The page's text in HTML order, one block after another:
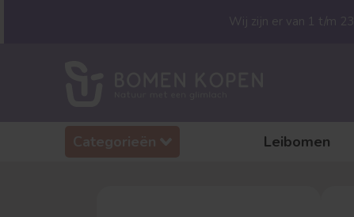
Leibomen
Wij zijn er van 1 t/m